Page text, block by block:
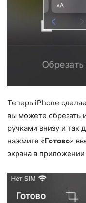
Теперь iPhone
вы можете обрезать
ручками внизу и так
нажмите «Готово»
экрана в